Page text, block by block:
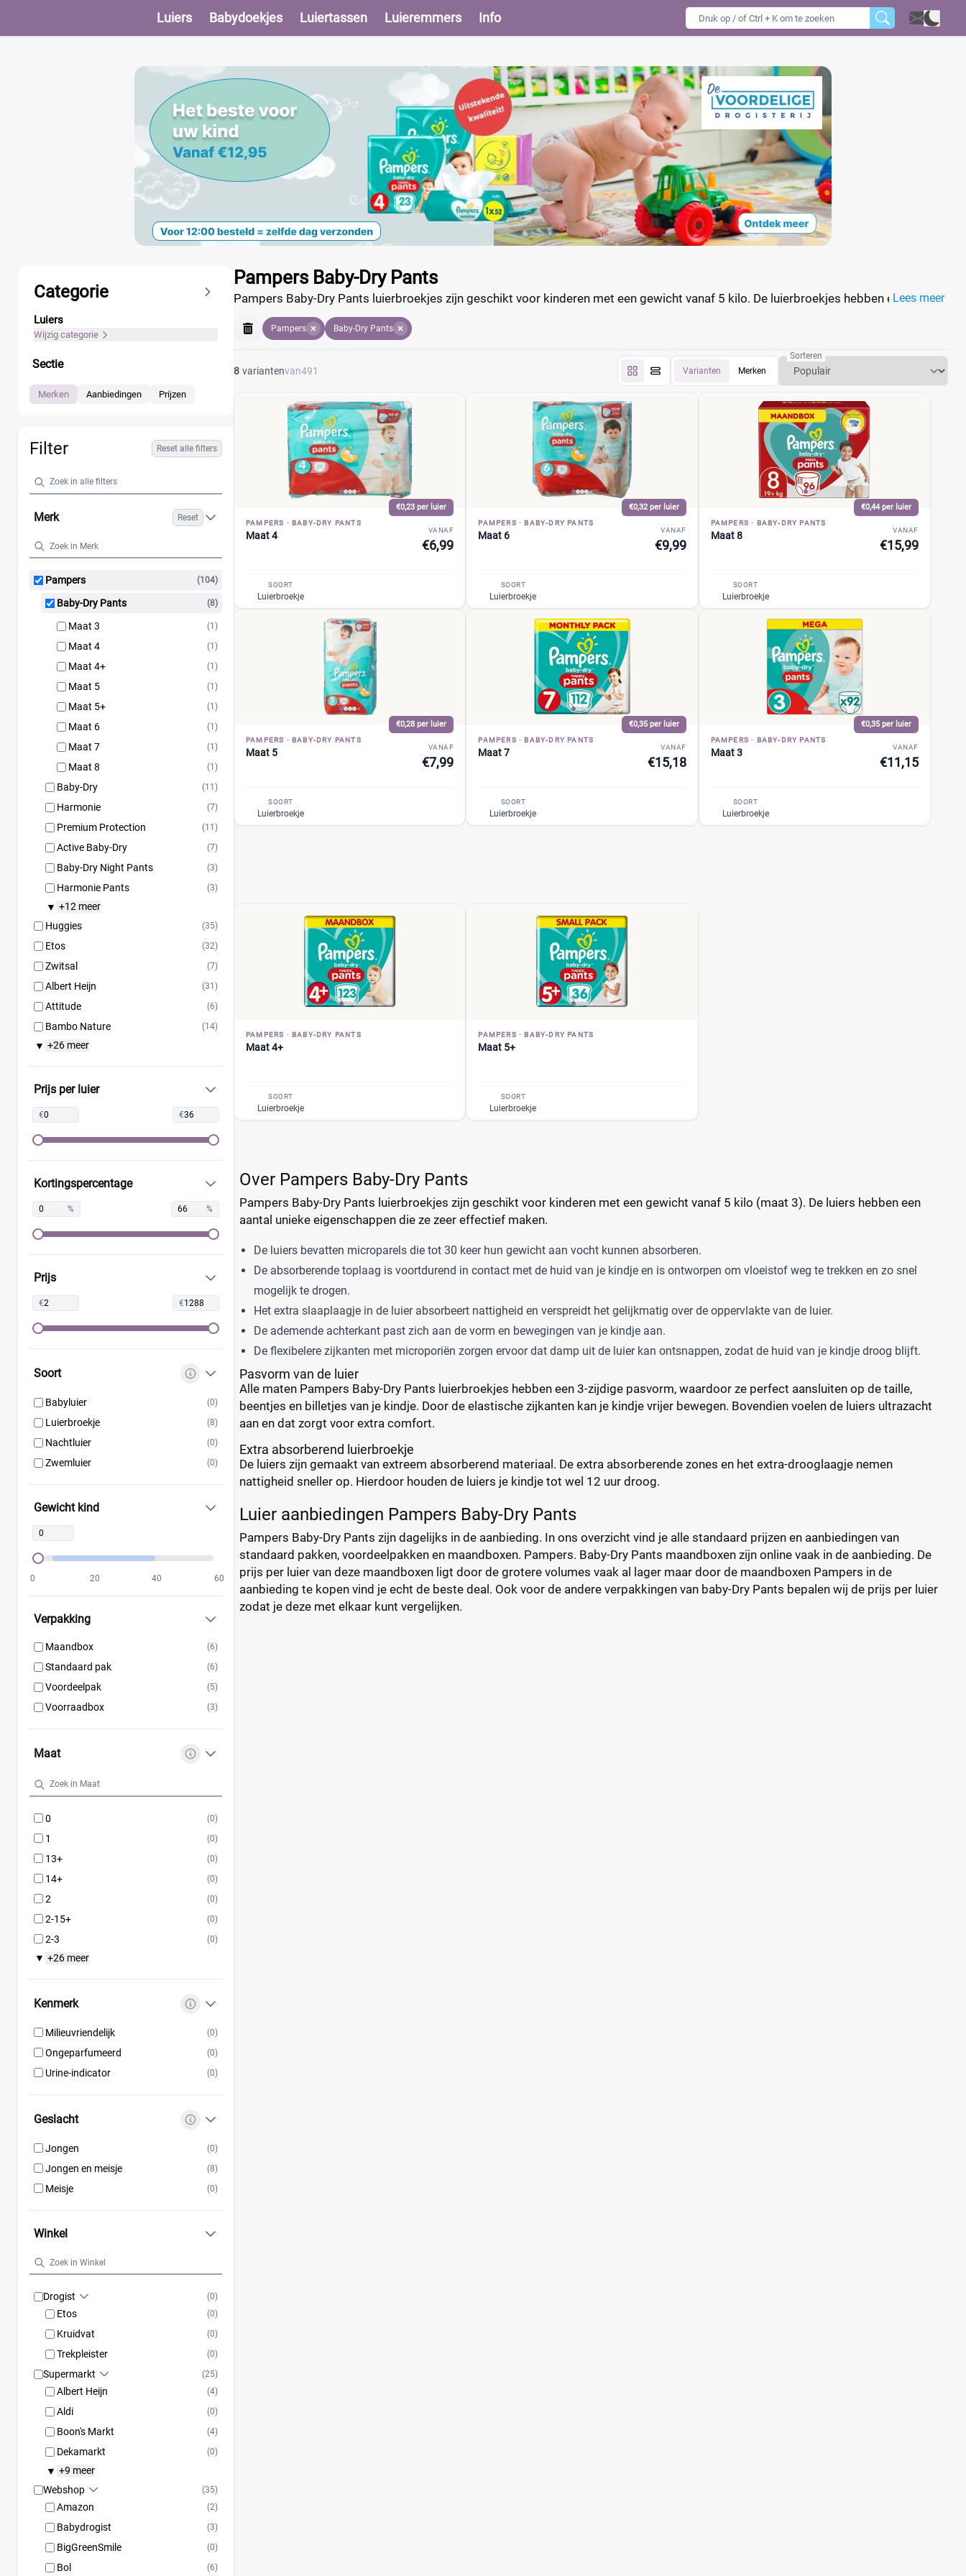
Luiers Babydoekjes Luiertassen Luieremmers Info
Categorie
Luiers
Wijzig categorie
Sectie
Merken Aanbiedingen Prijzen
Filter Reset alle filters
Merk Reset
Pampers (104)
Baby-Dry Pants (8)
Maat 3 (1)
Maat 4 (1)
Maat 4+ (1)
Maat 5 (1)
Maat 5+ (1)
Maat 6 (1)
Maat 7 (1)
Maat 8 (1)
Baby-Dry (11)
Harmonie (7)
Premium Protection (11)
Active Baby-Dry (7)
Baby-Dry Night Pants (3)
Harmonie Pants (3)
▼ +12 meer
Huggies
(35)
Etos (32)
Zwitsal (7)
Albert Heijn (31)
Attitude (6)
Bambo Nature (14)
Bebino
Bonbébé (11)
Bumblies (9)
Confy (9)
(24)
Europrofit (2)
GhaZoo (4)
(12)
Lupilu
Magics (10)
Mamia (7)
Muumi (10)
Pura (9)
Rascal + Friends (11)
SweetCare (16)
Teddy Care (3)
Toujours (5)
Trekpleister
▼ +26 meer
Prijs per luier
€ €
Kortingspercentage
% %
Prijs
€ €
Soort
Babyluier (0)
Luierbroekje (8)
Nachtluier (0)
Zwemluier (0)
Gewicht kind
0 20 40 60
Verpakking
Maandbox (6)
Standaard pak (6)
Voordeelpak (5)
Voorraadbox (3)
Maat
0 (0)
1 (0)
13+ (0)
14+ (0)
2 (0)
2-15+ (0)
2-3 (0)
▼ +26 meer
Kenmerk
Milieuvriendelijk (0)
Ongeparfumeerd (0)
Urine-indicator (0)
Geslacht
Jongen (0)
Jongen en meisje (8)
Meisje (0)
Winkel
Drogist (0)
Etos (0)
Kruidvat (0)
Trekpleister (0)
Supermarkt (25)
Albert Heijn (4)
Aldi (0)
Boon's Markt (4)
Dekamarkt (0)
▼ +9 meer
Webshop
(35)
Amazon (2)
Babydrogist (3)
BigGreenSmile (0)
Bol (6)
Pampers Baby-Dry Pants
Pampers Baby-Dry Pants luierbroekjes zijn geschikt voor kinderen met een gewicht vanaf 5 kilo. De luierbroekjes hebben een 3-
zijdige pasvorm, waardoor ze perfect aansluiten op de taille, beentjes en billetjes van je kindje. Door de elastische zijkanten kan je
kindje vrijer bewegen. Bovendien voelen de luiers ultrazacht aan en dat zorgt voor extra comfort. Vergelijk de prijzen en luier
Lees meer
Producten
Pampers Baby-Dry Pants
8 variantenvan491 Varianten Merken
Sorteren
€0,23 per luier
PAMPERS · BABY-DRY PANTS
Maat 4 VANAF
€6,99
SOORT
Luierbroekje
€0,32 per luier
PAMPERS · BABY-DRY PANTS
Maat 6 VANAF
€9,99
SOORT
Luierbroekje
€0,44 per luier
PAMPERS · BABY-DRY PANTS
Maat 8 VANAF
€15,99
SOORT
Luierbroekje
€0,28 per luier
PAMPERS · BABY-DRY PANTS
Maat 5 VANAF
€7,99
SOORT
Luierbroekje
€0,35 per luier
PAMPERS · BABY-DRY PANTS
Maat 7 VANAF
€15,18
SOORT
Luierbroekje
€0,35 per luier
PAMPERS · BABY-DRY PANTS
Maat 3 VANAF
€11,15
SOORT
Luierbroekje
PAMPERS · BABY-DRY PANTS
Maat 4+
SOORT
Luierbroekje
PAMPERS · BABY-DRY PANTS
Maat 5+
SOORT
Luierbroekje
Over Pampers Baby-Dry Pants
Pampers Baby-Dry Pants luierbroekjes zijn geschikt voor kinderen met een gewicht vanaf 5 kilo (maat 3). De luiers hebben een
aantal unieke eigenschappen die ze zeer effectief maken.
De luiers bevatten microparels die tot 30 keer hun gewicht aan vocht kunnen absorberen.
De absorberende toplaag is voortdurend in contact met de huid van je kindje en is ontworpen om vloeistof weg te trekken en zo snel
mogelijk te drogen.
Het extra slaaplaagje in de luier absorbeert nattigheid en verspreidt het gelijkmatig over de oppervlakte van de luier.
De ademende achterkant past zich aan de vorm en bewegingen van je kindje aan.
De flexibelere zijkanten met microporiën zorgen ervoor dat damp uit de luier kan ontsnappen, zodat de huid van je kindje droog blijft.
Pasvorm van de luier
Alle maten Pampers Baby-Dry Pants luierbroekjes hebben een 3-zijdige pasvorm, waardoor ze perfect aansluiten op de taille,
beentjes en billetjes van je kindje. Door de elastische zijkanten kan je kindje vrijer bewegen. Bovendien voelen de luiers ultrazacht
aan en dat zorgt voor extra comfort.
Extra absorberend luierbroekje
De luiers zijn gemaakt van extreem absorberend materiaal. De extra absorberende zones en het extra-drooglaagje nemen
nattigheid sneller op. Hierdoor houden de luiers je kindje tot wel 12 uur droog.
Luier aanbiedingen Pampers Baby-Dry Pants
Pampers Baby-Dry Pants zijn dagelijks in de aanbieding. In ons overzicht vind je alle standaard prijzen en aanbiedingen van
standaard pakken, voordeelpakken en maandboxen. Pampers. Baby-Dry Pants maandboxen zijn online vaak in de aanbieding. De
prijs per luier van deze maandboxen ligt door de grotere volumes vaak al lager maar door de maandboxen Pampers in de
aanbieding te kopen vind je echt de beste deal. Ook voor de andere verpakkingen van baby-Dry Pants bepalen wij de prijs per luier
zodat je deze met elkaar kunt vergelijken.